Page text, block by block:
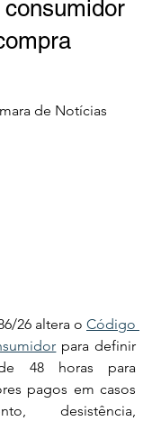
de Notícias
26 altera o Código
para definir
48 horas para
pagos em casos
desistência,